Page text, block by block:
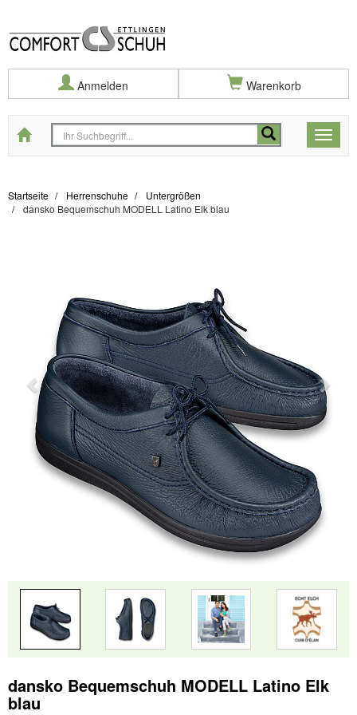
Anmelden Warenkorb
Toggle
Startseite
Startseite Herrenschuhe
Untergrößen
dansko Bequemschuh MODELL Latino Elk blau
dansko Bequemschuh MODELL Latino Elk
blau